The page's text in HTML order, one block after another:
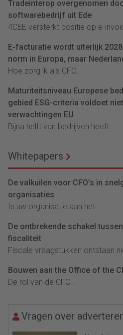
Tradeinterop overgenomen
softwarebedrijf uit Ede
4CEE versterkt positie op e-
E-facturatie wordt uiterlijk
norm in Europa, maar
Hoe zorg ik als CFO...
Maturiteitsniveau Europese
gebied ESG-criteria voldoet
verwachtingen EU
Bijna helft van bedrijven heeft...
Whitepapers
De valkuilen voor CFO’s in
organisaties
Is uw organisatie aan het...
De ontbrekende schakel
fiscaliteit
Fiscale vraagstukken ontstaan
Bouwen aan the Office of the
De rol van de CFO...
Vragen over